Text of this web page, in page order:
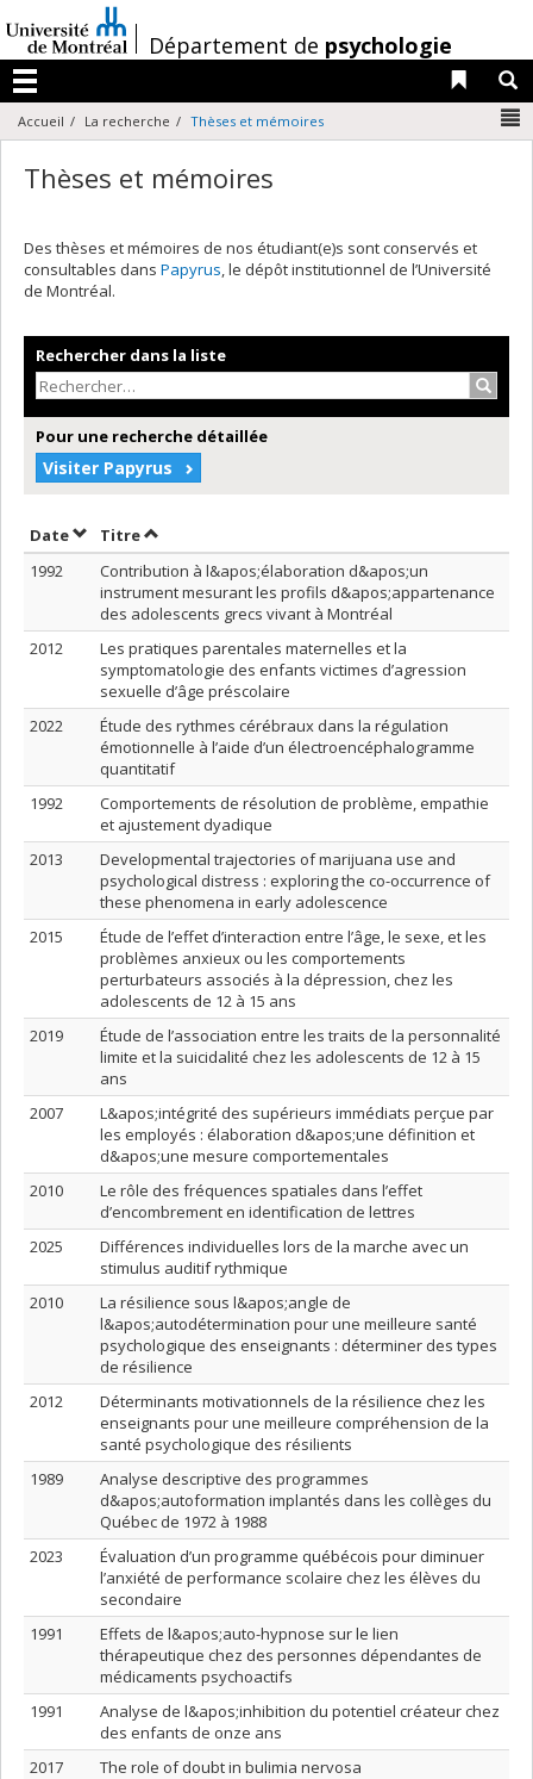
au
contenu
/Département de psychologie
Menu
Liens
Accueil La recherche Thèses et mémoires
Thèses et mémoires
Des thèses et mémoires de nos étudiant(e)s sont conservés et
consultables dans Papyrus, le dépôt institutionnel de l’Université
de Montréal.
Rechercher dans la liste
Pour une recherche détaillée
Visiter Papyrus
DateTrier par date en ordre décroissant
TitreTrier par titre en ordre décroissant
1992
Contribution à l&apos;élaboration d&apos;un
instrument mesurant les profils d&apos;appartenance
des adolescents grecs vivant à Montréal
2012
Les pratiques parentales maternelles et la
symptomatologie des enfants victimes d’agression
sexuelle d’âge préscolaire
2022
Étude des rythmes cérébraux dans la régulation
émotionnelle à l’aide d’un électroencéphalogramme
quantitatif
1992
Comportements de résolution de problème, empathie
et ajustement dyadique
2013
Developmental trajectories of marijuana use and
psychological distress : exploring the co-occurrence of
these phenomena in early adolescence
2015
Étude de l’effet d’interaction entre l’âge, le sexe, et les
problèmes anxieux ou les comportements
perturbateurs associés à la dépression, chez les
adolescents de 12 à 15 ans
2019
Étude de l’association entre les traits de la personnalité
limite et la suicidalité chez les adolescents de 12 à 15
ans
2007
L&apos;intégrité des supérieurs immédiats perçue par
les employés : élaboration d&apos;une définition et
d&apos;une mesure comportementales
2010
Le rôle des fréquences spatiales dans l’effet
d’encombrement en identification de lettres
2025
Différences individuelles lors de la marche avec un
stimulus auditif rythmique
2010
La résilience sous l&apos;angle de
l&apos;autodétermination pour une meilleure santé
psychologique des enseignants : déterminer des types
de résilience
2012
Déterminants motivationnels de la résilience chez les
enseignants pour une meilleure compréhension de la
santé psychologique des résilients
1989
Analyse descriptive des programmes
d&apos;autoformation implantés dans les collèges du
Québec de 1972 à 1988
2023
Évaluation d’un programme québécois pour diminuer
l’anxiété de performance scolaire chez les élèves du
secondaire
1991
Effets de l&apos;auto-hypnose sur le lien
thérapeutique chez des personnes dépendantes de
médicaments psychoactifs
1991
Analyse de l&apos;inhibition du potentiel créateur chez
des enfants de onze ans
2017
The role of doubt in bulimia nervosa